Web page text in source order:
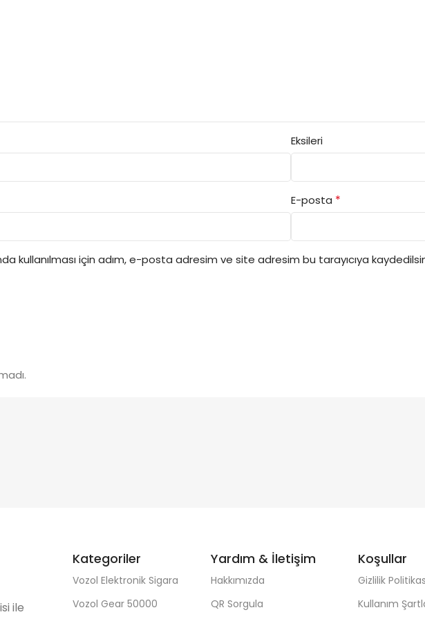
Eksileri
E-posta *
kullanılması için adım, e-posta adresim ve site adresim bu tarayıcıya
ile
Kategoriler
Vozol Elektronik Sigara
Vozol Gear 50000
Yardım & İletişim
Hakkımızda
QR Sorgula
Koşullar
Gizlilik
Kullanım